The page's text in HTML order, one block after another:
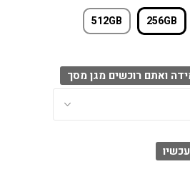
256GB
512GB
ואתם רוכשים מגן מסך